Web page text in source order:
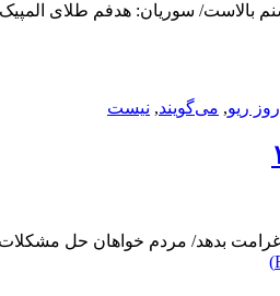
روز ریو, می‌گویند, نیست
اردیبهشت ۱۳۹۵آمریکا باید به ایران